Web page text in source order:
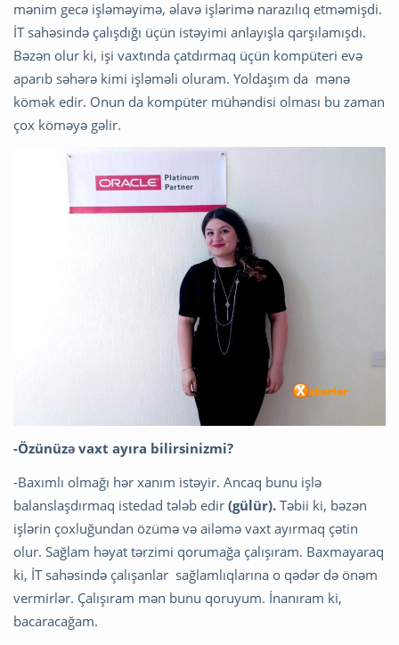
mənim gecə işləməyimə, əlavə işlərimə narazılıq etməmişdi.
İT sahəsində çalışdığı üçün istəyimi anlayışla qarşılamışdı.
Bəzən olur ki, işi vaxtında çatdırmaq üçün kompüteri evə
aparıb səhərə kimi işləməli oluram. Yoldaşım da mənə
kömək edir. Onun da kompüter mühəndisi olması bu zaman
çox köməyə gəlir.
-Özünüzə vaxt ayıra bilirsinizmi?
-Baxımlı olmağı hər xanım istəyir. Ancaq bunu işlə
balanslaşdırmaq istedad tələb edir (gülür). Təbii ki, bəzən
işlərin çoxluğundan özümə və ailəmə vaxt ayırmaq çətin
olur. Sağlam həyat tərzimi qorumağa çalışıram. Baxmayaraq
ki, İT sahəsində çalışanlar sağlamlıqlarına o qədər də önəm
vermirlər. Çalışıram mən bunu qoruyum. İnanıram ki,
bacaracağam.